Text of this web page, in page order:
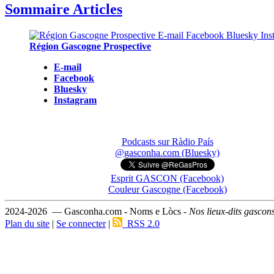
Sommaire Articles
Région Gascogne Prospective
E-mail
Facebook
Bluesky
Instagram
Podcasts sur Ràdio País
@gasconha.com (Bluesky)
Esprit GASCON (Facebook)
Couleur Gascogne (Facebook)
2024-2026 — Gasconha.com - Noms e Lòcs - Nos lieux-dits
Plan du site | Se connecter| RSS 2.0